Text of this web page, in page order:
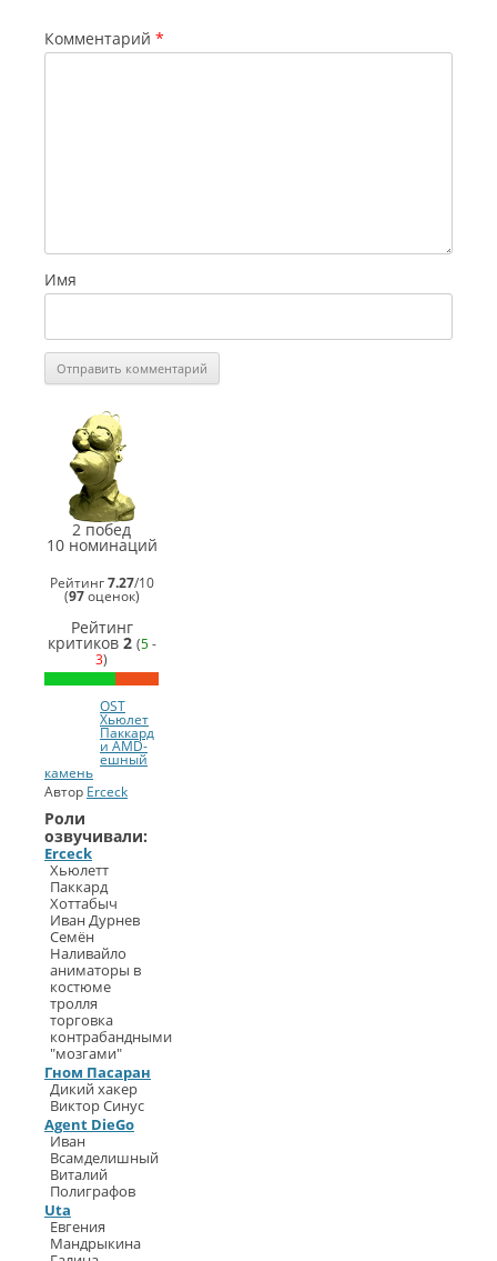
Комментарий *
Имя
Едвига
Непостижимова
СинеГомэр
Лучший
Erceck)
СинеГомэр
Лучший
актёр
озвучки
(Erceck)
Юлик
СинеГомэр
2013
Лучший
актёр
озвучки
второго
плана
(Андрей
Гаврилов
Двуликий
Янус
СинеГомэр
2013
Лучший
монтаж
звука
(Erceck)
СинеГомэр
2013
Лучший
звук
(Erceck)
СинеГомэр
2013
Лучший
видеомонтаж
(Erceck)
СинеГомэр
2 побед
10 номинаций
Рейтинг7.27/10
(97оценок)
Рейтинг
критиков 2 (5-
3)
OST
Хьюлет
Паккард
и AMD-
ешный
камень
Автор Erceck
Роли
озвучивали:
Erceck
Хьюлетт
Паккард
Хоттабыч
Иван Дурнев
Семён
Наливайло
аниматоры в
костюме
тролля
торговка
контрабандными
"мозгами"
Гном Пасаран
Дикий хакер
Виктор Синус
Agent DieGo
Иван
Всамделишный
Виталий
Полиграфов
Uta
Евгения
Мандрыкина